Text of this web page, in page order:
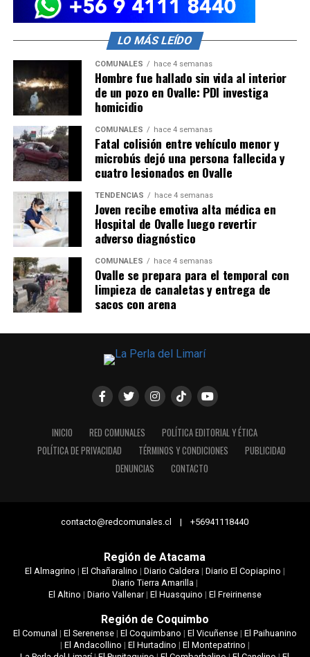
LO MÁS LEÍDO
COMUNALES hace 4 semanas
Hombre fue hallado sin vida al interior
de un pozo en Ovalle: PDI investiga
homicidio
COMUNALES hace 4 semanas
Fatal colisión entre vehículo menor y
microbús dejó una persona fallecida y
cuatro lesionados en Ovalle
TENDENCIAS hace 4 semanas
Joven recibe emotiva alta médica en
Hospital de Ovalle luego revertir
adverso diagnóstico
COMUNALES hace 4 semanas
Ovalle se prepara para el temporal con
limpieza de canaletas y entrega de
sacos con arena
INICIO RED COMUNALES
POLÍTICA EDITORIAL Y ÉTICA
POLÍTICA DE PRIVACIDAD
TÉRMINOS Y CONDICIONES
PUBLICIDAD
DENUNCIAS
CONTACTO
contacto@redcomunales.cl | +56941118440
Región de Atacama
El Almagrino | El Chañaralino | Diario Caldera| Diario El Copiapino |
Diario Tierra Amarilla|
El Altino | Diario Vallenar| El Huasquino | El Freirinense
Región de Coquimbo
El Comunal | El Serenense| El Coquimbano | El Vicuñense| El Paihuanino
| El Andacollino | El Hurtadino | El Montepatrino |